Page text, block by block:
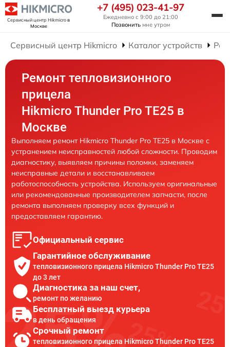
Сервисный центр Hikmicroв
Москве
+7 (495) 023-41-97
Ежедневно с 9:00 до 21:00
Позвонить мне утром
Сервисный центр Hikmicro Каталог устройств
Ремонт тепловизионного
прицела
Hikmicro Thunder Pro TE25 в
Москве
Выполняем ремонт Hikmicro Thunder Pro TE25 в Москве с
устранением неисправностей любой сложности. Проводим
диагностику, выявляем причины поломки, заменяем
неисправные детали и восстанавливаем
работоспособность устройства. Используем оригинальные
или рекомендованные производителем запчасти, после
ремонта выполняем проверку всех функций и
предоставляем гарантию.
Официальный сервис
Гарантийное обслуживание
тепловизионного прицела Hikmicro Thunder Pro TE25
до 3 лет
Диагностика за наш счет,
ремонт по желанию
Бесплатный выезд курьера
в день обращения
Срочный ремонт
тепловизионного прицела Hikmicro Thunder Pro TE25